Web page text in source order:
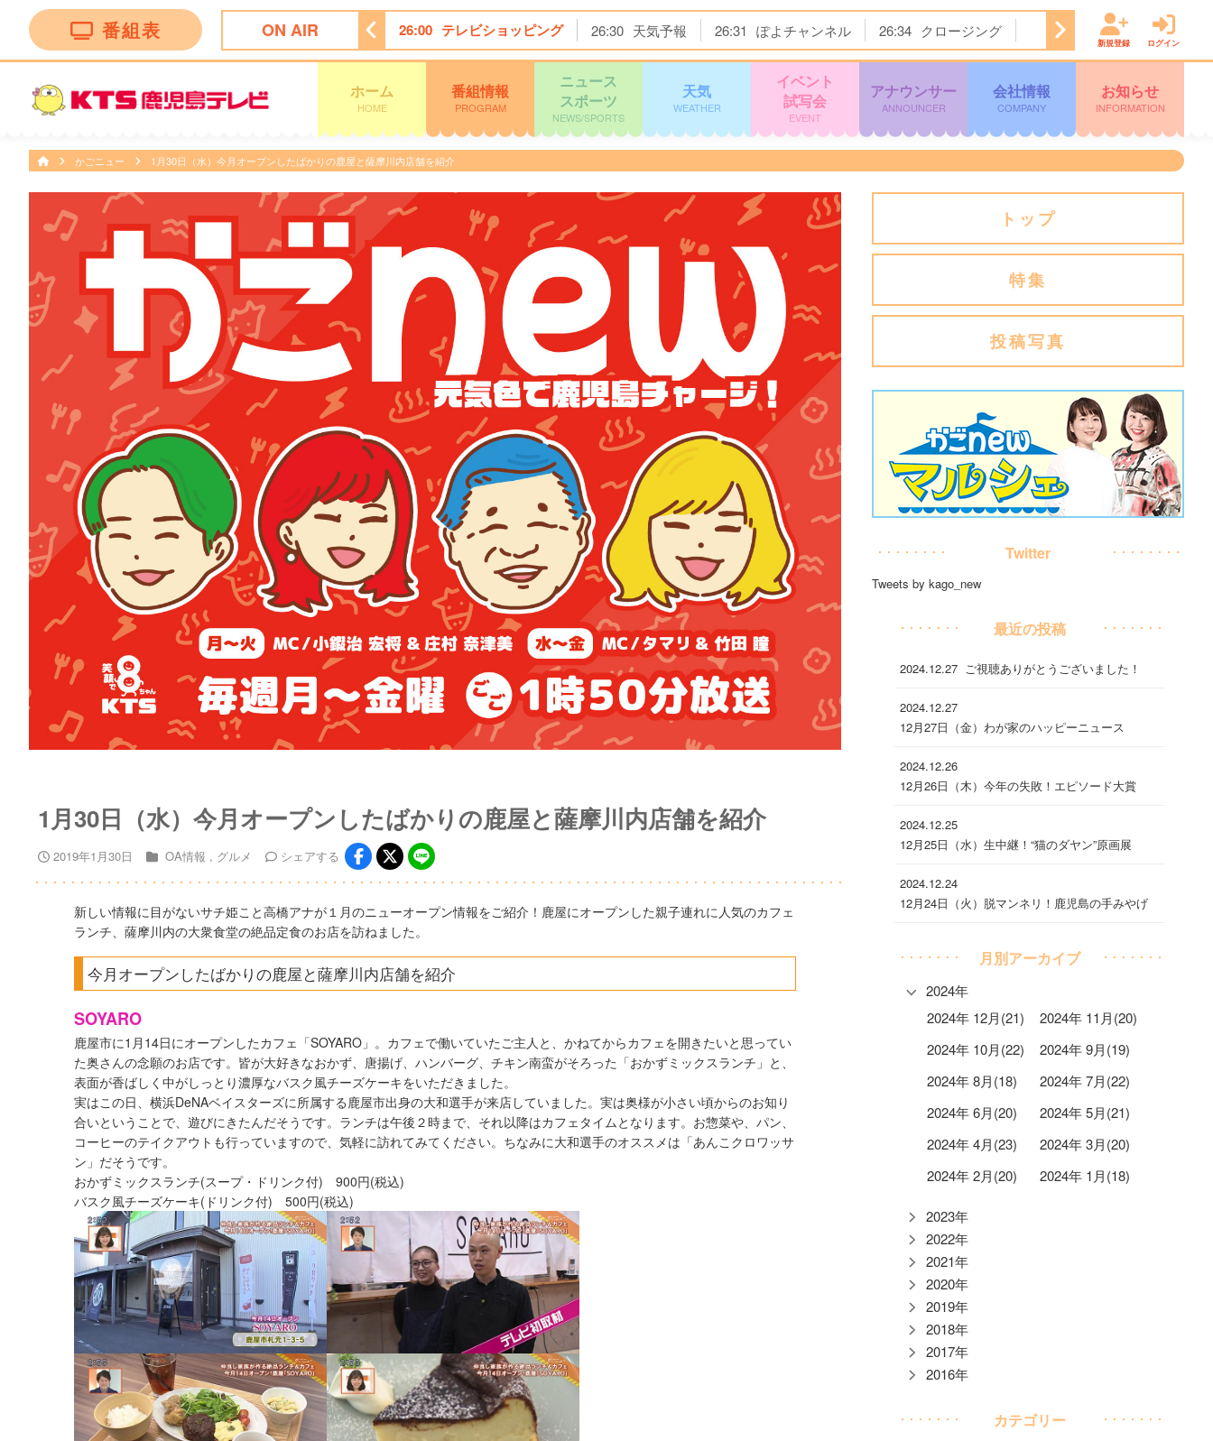
番組表 ON AIR
25:00 あちこちオードリー 25:30 ゴリパラ見聞録 26:00 テレビショッピング 26:30 天気予報 26:31 ぽよチャンネル 26:34 クロージング
新規登録 ログイン
ホーム
HOME
番組情報
PROGRAM
ニュース
スポーツ
NEWS/SPORTS
天気
WEATHER
イベント
試写会
EVENT
アナウンサー
ANNOUNCER
会社情報
COMPANY
お知らせ
INFORMATION
かごニュー 1月30日（水）今月オープンしたばかりの鹿屋と薩摩川内店舗を紹介
1月30日（水）今月オープンしたばかりの鹿屋と薩摩川内店舗を紹介
2019年1月30日 OA情報 グルメ シェアする
新しい情報に目がないサチ姫こと高橋アナが１月のニューオープン情報をご紹介！鹿屋にオープンした親子連れに人気のカフェ
ランチ、薩摩川内の大衆食堂の絶品定食のお店を訪ねました。
今月オープンしたばかりの鹿屋と薩摩川内店舗を紹介
SOYARO
鹿屋市に1月14日にオープンしたカフェ「SOYARO」。カフェで働いていたご主人と、かねてからカフェを開きたいと思ってい
た奥さんの念願のお店です。皆が大好きなおかず、唐揚げ、ハンバーグ、チキン南蛮がそろった「おかずミックスランチ」と、
表面が香ばしく中がしっとり濃厚なバスク風チーズケーキをいただきました。
実はこの日、横浜DeNAベイスターズに所属する鹿屋市出身の大和選手が来店していました。実は奥様が小さい頃からのお知り
合いということで、遊びにきたんだそうです。ランチは午後２時まで、それ以降はカフェタイムとなります。お惣菜や、パン、
コーヒーのテイクアウトも行っていますので、気軽に訪れてみてください。ちなみに大和選手のオススメは「あんこクロワッサ
ン」だそうです。
おかずミックスランチ(スープ・ドリンク付) 900円(税込)
バスク風チーズケーキ(ドリンク付) 500円(税込)
トップ
特集
投稿写真
Twitter
Tweets by kago_new
最近の投稿
2024.12.27 ご視聴ありがとうございました！
2024.12.27
12月27日（金）わが家のハッピーニュース
2024.12.26
12月26日（木）今年の失敗！エピソード大賞
2024.12.25
12月25日（水）生中継！“猫のダヤン”原画展
2024.12.24
12月24日（火）脱マンネリ！鹿児島の手みやげ
月別アーカイブ
2024年
2024年 12月(21)
2024年 11月(20)
2024年 10月(22)
2024年 9月(19)
2024年 8月(18)
2024年 7月(22)
2024年 6月(20)
2024年 5月(21)
2024年 4月(23)
2024年 3月(20)
2024年 2月(20)
2024年 1月(18)
2023年
2022年
2021年
2020年
2019年
2018年
2017年
2016年
カテゴリー